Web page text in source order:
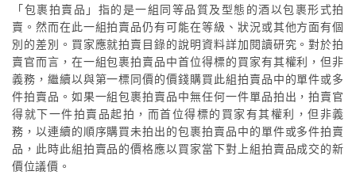
「包裹拍賣品」指的是一組同等品質及型態的酒以包裹形式拍
賣。然而在此一組拍賣品仍有可能在等級、狀況或其他方面有個
別的差別。買家應就拍賣目錄的說明資料詳加閱讀研究。對於拍
賣官而言，在一組包裹拍賣品中首位得標的買家有其權利，但非
義務，繼續以與第一標同價的價錢購買此組拍賣品中的單件或多
件拍賣品。如果一組包裹拍賣品中無任何一件單品拍出，拍賣官
得就下一件拍賣品起拍，而首位得標的買家有其權利，但非義
務，以連續的順序購買未拍出的包裹拍賣品中的單件或多件拍賣
品，此時此組拍賣品的價格應以買家當下對上組拍賣品成交的新
價位議價。